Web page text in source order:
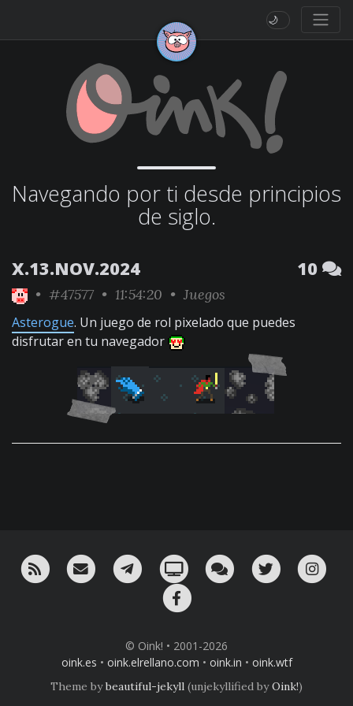
🌙
Navegando por ti desde principios
de siglo.
X.13.NOV.2024 10
• #47577 • 11:54:20 • Juegos
Asterogue. Un juego de rol pixelado que puedes
disfrutar en tu navegador
RSS ¡Mándame un email!¡Nuestro canal en Telegram!
Oink! TV Charla con nosotros
Twitter
© Oink! • 2001-2026
oink.es • oink.elrellano.com • oink.in • oink.wtf
Theme bybeautiful-jekyll (unjekyllified byOink!)